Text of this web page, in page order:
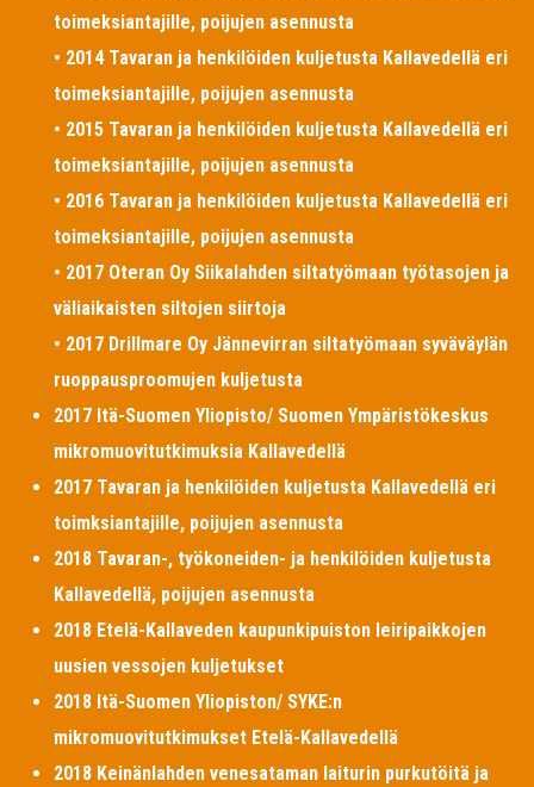
toimeksiantajille, poijujen asennusta
• 2014 Tavaran ja henkilöiden kuljetusta Kallavedellä eri
toimeksiantajille, poijujen asennusta
• 2015 Tavaran ja henkilöiden kuljetusta Kallavedellä eri
toimeksiantajille, poijujen asennusta
• 2016 Tavaran ja henkilöiden kuljetusta Kallavedellä eri
toimeksiantajille, poijujen asennusta
• 2017 Oteran Oy Siikalahden siltatyömaan työtasojen ja
väliaikaisten siltojen siirtoja
• 2017 Drillmare Oy Jännevirran siltatyömaan syväväylän
ruoppausproomujen kuljetusta
2017 Itä-Suomen Yliopisto/ Suomen Ympäristökeskus
mikromuovitutkimuksia Kallavedellä
2017 Tavaran ja henkilöiden kuljetusta Kallavedellä eri
toimksiantajille, poijujen asennusta
2018 Tavaran-, työkoneiden- ja henkilöiden kuljetusta
Kallavedellä, poijujen asennusta
2018 Etelä-Kallaveden kaupunkipuiston leiripaikkojen
uusien vessojen kuljetukset
2018 Itä-Suomen Yliopiston/ SYKE:n
mikromuovitutkimukset Etelä-Kallavedellä
2018 Keinänlahden venesataman laiturin purkutöitä ja